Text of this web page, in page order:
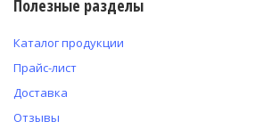
Полезные разделы
Каталог продукции
Прайс-лист
Доставка
Отзывы